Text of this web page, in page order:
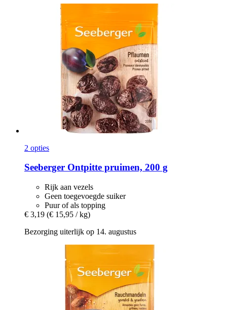
2 opties
Seeberger Ontpitte pruimen, 200 g
Rijk aan vezels
Geen toegevoegde suiker
Puur of als topping
€ 3,19 (€ 15,95 / kg)
Bezorging uiterlijk op 14. augustus